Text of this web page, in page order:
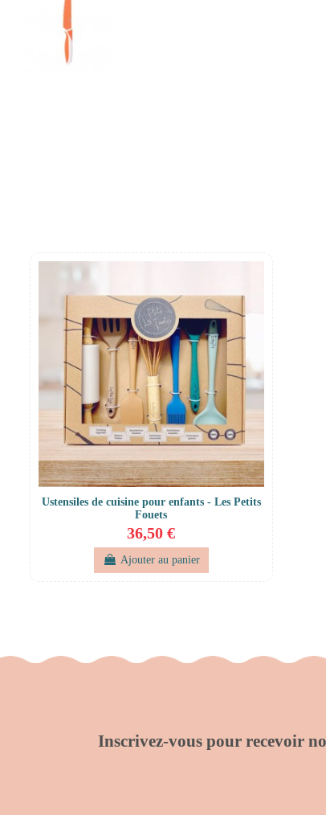
Ustensiles de cuisine pour enfants - Les Petits
Fouets
36,50 €
Ajouter au panier
Inscrivez-vous pour recevoir